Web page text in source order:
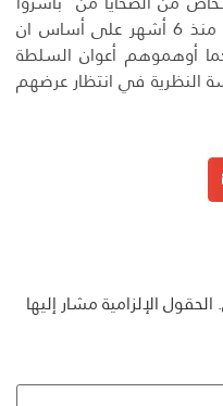
مهامهم الفعلية، كاعوان للسلطة، منذ 6 أشهر على أساس ان
أوهموهم أعوان السلطة
النظرية في انتظار عرضهم
الحقول الإلزامية مشار إليها